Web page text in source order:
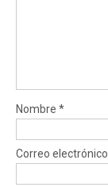
Nombre *
Correo electrónico